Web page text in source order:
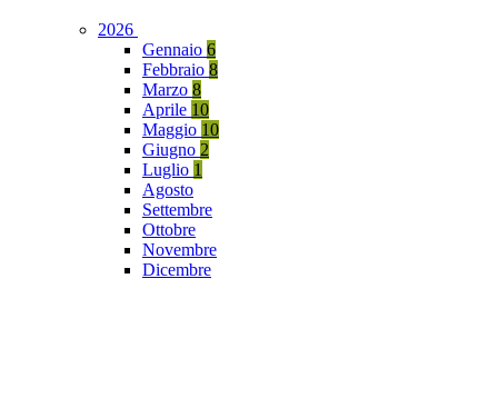
2026
Gennaio 6
Febbraio 8
Marzo 8
Aprile 10
Maggio 10
Giugno 2
Luglio 1
Agosto
Settembre
Ottobre
Novembre
Dicembre